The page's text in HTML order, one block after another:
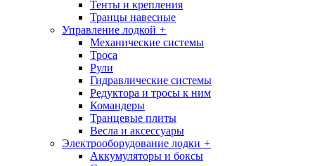
Тенты и крепления
Транцы навесные
Управление лодкой +
Механические системы
Троса
Рули
Гидравлические системы
Редуктора и тросы к ним
Командеры
Транцевые плиты
Весла и аксессуары
Электрооборудование лодки +
Аккумуляторы и боксы